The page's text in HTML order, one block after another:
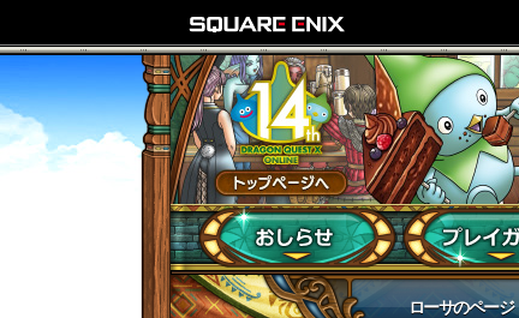
ローサのページ